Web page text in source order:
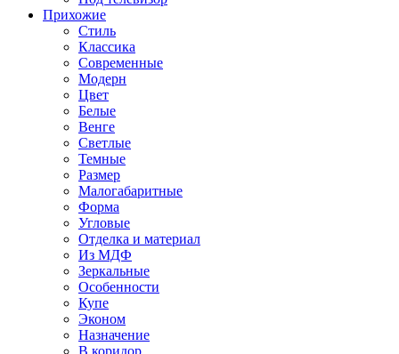
Прихожие
Стиль
Классика
Современные
Модерн
Цвет
Белые
Венге
Светлые
Темные
Размер
Малогабаритные
Форма
Угловые
Отделка и материал
Из МДФ
Зеркальные
Особенности
Купе
Эконом
Назначение
В коридор